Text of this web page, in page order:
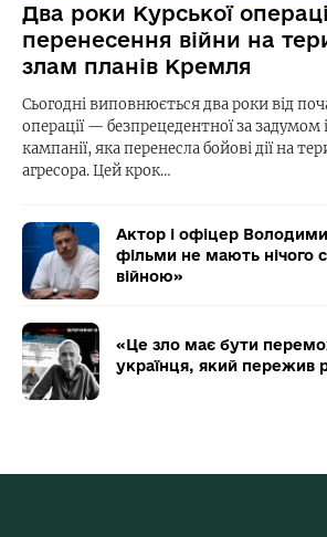
Два роки Курської
перенесення війни на
злам планів Кремля
Сьогодні виповнюється два роки від
операції — безпрецедентної за
кампанії, яка перенесла бойові дії на
агресора. Цей крок…
Актор і офіцер
фільми не мають нічого
війною»
«Це зло має бути
українця, який пережив